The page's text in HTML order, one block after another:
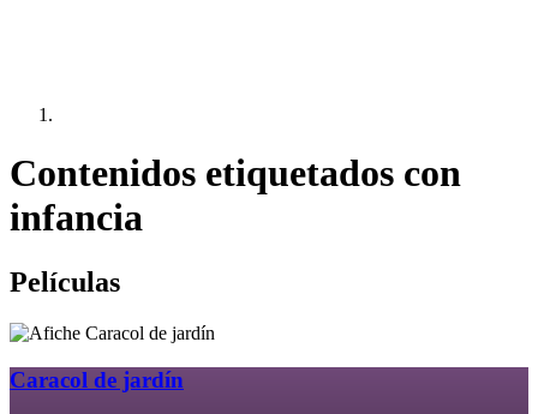
Contenidos etiquetados con
infancia
Películas
Caracol de jardín